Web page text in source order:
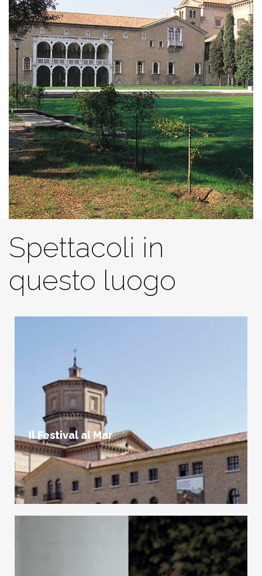
Spettacoli in
questo luogo
Il Festival al Mar